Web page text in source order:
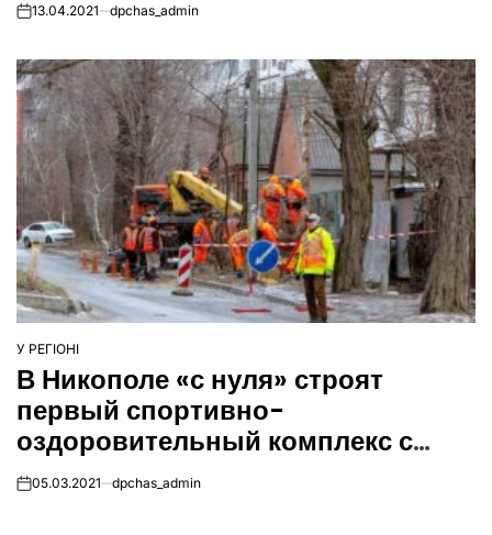
on13.04.2021 dpchas_admin
ОПУБЛІКУВАТИ
У
У РЕГІОНІ
В Никополе «с нуля» строят
первый спортивно-
оздоровительный комплекс с
бассейном
on05.03.2021 dpchas_admin